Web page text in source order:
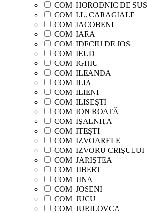
COM. HORODNIC DE SUS
COM. I.L. CARAGIALE
COM. IACOBENI
COM. IARA
COM. IDECIU DE JOS
COM. IEUD
COM. IGHIU
COM. ILEANDA
COM. ILIA
COM. ILIENI
COM. ILIŞEŞTI
COM. ION ROATĂ
COM. IŞALNIŢA
COM. ITEŞTI
COM. IZVOARELE
COM. IZVORU CRIŞULUI
COM. JARIŞTEA
COM. JIBERT
COM. JINA
COM. JOSENI
COM. JUCU
COM. JURILOVCA